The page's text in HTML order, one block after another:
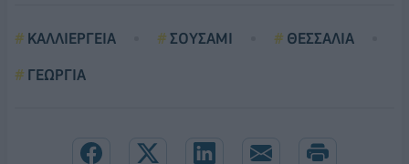
ΚΑΛΛΙΕΡΓΕΙΑ ΣΟΥΣΑΜΙ
ΘΕΣΣΑΛΙΑ
ΓΕΩΡΓΙΑ